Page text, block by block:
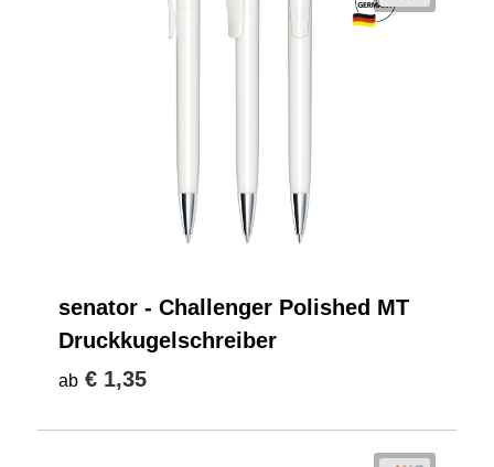
senator - Challenger Polished MT
Druckkugelschreiber
ab € 1,35